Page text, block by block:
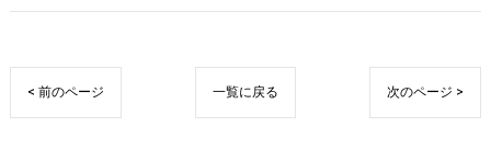
< 前のページ 一覧に戻る 次のページ >